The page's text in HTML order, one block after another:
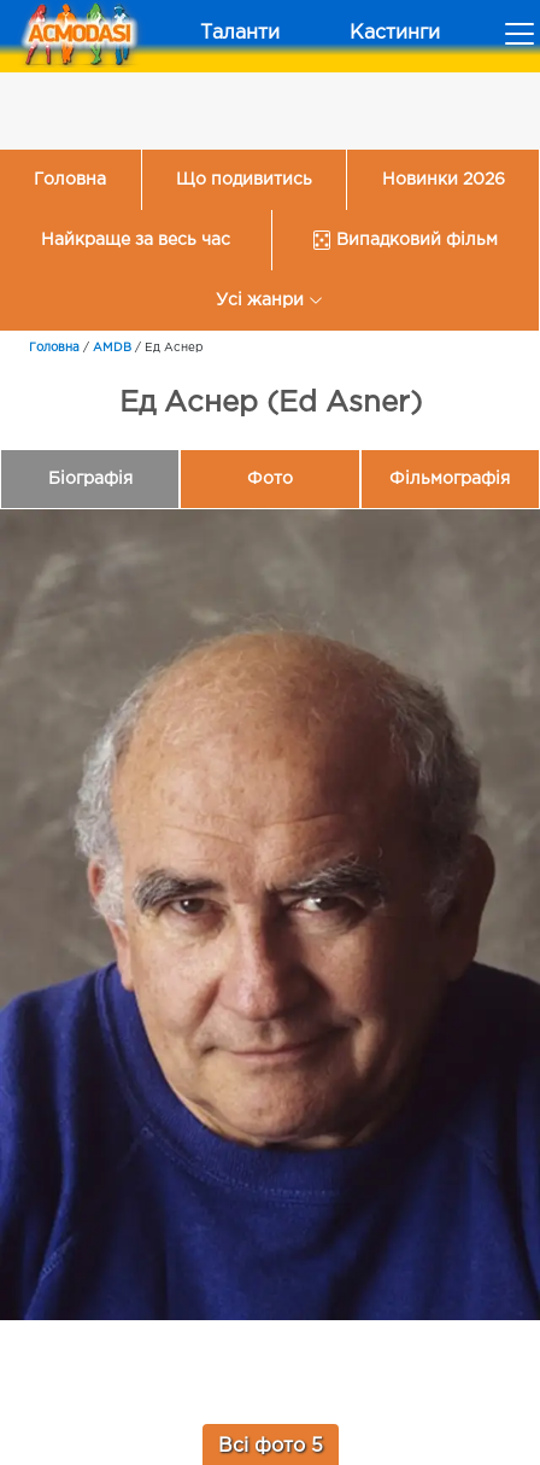
Таланти Кастинги
Головна Що подивитись Новинки 2026
Найкраще за весь час Випадковий фільм
Усі жанри
Головна / AMDB / Ед Аснер
Ед Аснер (Ed Asner)
Біографія Фото Фільмографія
Всі фото 5